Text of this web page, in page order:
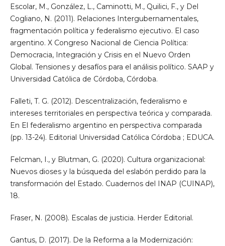
Escolar, M., González, L., Caminotti, M., Quilici, F., y Del
Cogliano, N. (2011). Relaciones Intergubernamentales,
fragmentación política y federalismo ejecutivo. El caso
argentino. X Congreso Nacional de Ciencia Política:
Democracia, Integración y Crisis en el Nuevo Orden
Global. Tensiones y desafíos para el análisis político. SAAP y
Universidad Católica de Córdoba, Córdoba.
Falleti, T. G. (2012). Descentralización, federalismo e
intereses territoriales en perspectiva teórica y comparada.
En El federalismo argentino en perspectiva comparada
(pp. 13-24). Editorial Universidad Católica Córdoba ; EDUCA.
Felcman, I., y Blutman, G. (2020). Cultura organizacional:
Nuevos dioses y la búsqueda del eslabón perdido para la
transformación del Estado. Cuadernos del INAP (CUINAP),
18.
Fraser, N. (2008). Escalas de justicia. Herder Editorial.
Gantus, D. (2017). De la Reforma a la Modernización: